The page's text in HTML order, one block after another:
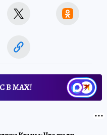
В МАХ!